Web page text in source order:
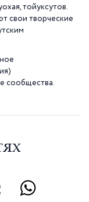
тойуксутов.
свои творческие
сообщества.